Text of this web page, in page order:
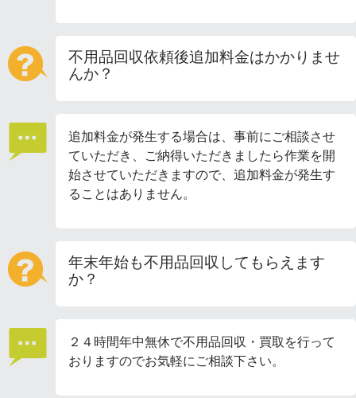
不用品回収依頼後追加料金はかかりませ
んか？
追加料金が発生する場合は、事前にご相談させ
ていただき、ご納得いただきましたら作業を開
始させていただきますので、追加料金が発生す
ることはありません。
年末年始も不用品回収してもらえます
か？
２４時間年中無休で不用品回収・買取を行って
おりますのでお気軽にご相談下さい。